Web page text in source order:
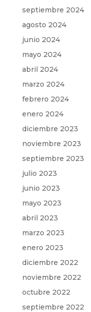
septiembre 2024
agosto 2024
junio 2024
mayo 2024
abril 2024
marzo 2024
febrero 2024
enero 2024
diciembre 2023
noviembre 2023
septiembre 2023
julio 2023
junio 2023
mayo 2023
abril 2023
marzo 2023
enero 2023
diciembre 2022
noviembre 2022
octubre 2022
septiembre 2022